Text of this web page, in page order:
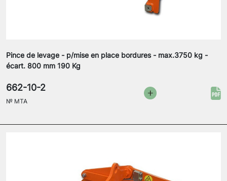
Pince de levage - p/mise en place bordures - max.3750 kg -
écart. 800 mm 190 Kg
662-10-2
№ MTA